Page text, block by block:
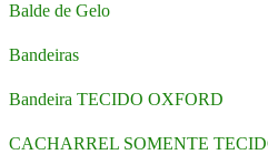
Balde de Gelo
Bandeiras
Bandeira TECIDO OXFORD
CACHARREL SOMENTE